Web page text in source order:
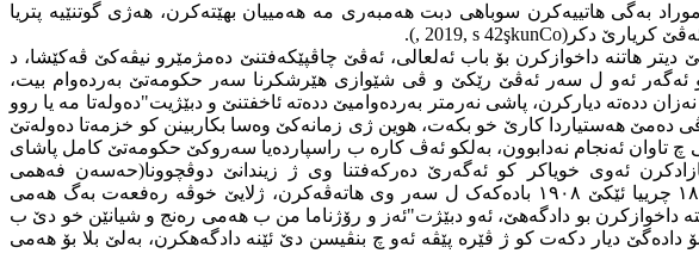
به‌گی هاتییەکرن سوباهی دبت هەمبەری مە هەمییان بهێتەکرن، هەژی گوتنێیە پتریا
کریارێ دکر(Co
şkun
, 2019, s 42
).
چرییا ئێکێ رەفعەت بەگ و هەڤالەکێ وی یێ دیتر هاتنە داخوازکرن بۆ باب ئەلعالی، ئەڤێ چاڤپێکەفتنێ دەمژمێرو نیڤەکێ ڤەکێشا، د
ئەو ل سەر ئەڤێ رێکێ و ڤی شێوازی هێرشکرنا سەر حکومەتێ بەردەوام بیت،
ددەتە دیارکرن، پاشی نەرمتر بەردەوامیێ ددەتە ئاخفتنێ و دبێژیت"دەولەتا مە یا روو
دەمێ هەستیاردا کارێ خو بکەت، هوین ژی زمانەکێ وەسا بکاربینن کو خزمەتا دەولەتێ
موراد بەگی چ تاوان ئەنجام نەدابوون، بەلکو ئەڤ کارە ب راسپاردەیا سەروکێ حکومەتێ کامل پاشای
ئەوی خویاکر کو ئەگەرێ دەرکەفتنا وی ژ زیندانێ دوڤچوونا(حەسەن فەهمی
)، د بەرامبەردا حکومەتێ هەلویستێ خو بەرامبەری رەفعەت بەگی دیارکر دەمێ ل ١٨ چرییا ئێکێ ١٩٠٨ بادەکەک ل سەر وی هاتەڤەکرن، ژلایێ خوڤە رەفعەت بەگ هەمی
دگەل یاسایێ نەکرینە"، هەروەسا ل ٢١ چرییا ئێکێ جارەکا دیتر دهێتە داخوازکرن بو دادگەهێ، ئەو دبێژت"ئەز و رۆژناما من ب هەمی رەنج و شیانێن خو دێ ب
دیار دکەت کو ژ ڤێرە پێڤە ئەو چ بنڤیسن دێ ئێنە دادگەهکرن، بەلێ بلا بۆ هەمی